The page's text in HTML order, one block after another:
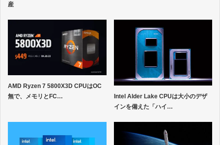
産
AMD Ryzen 7 5800X3D CPUはOC
無で、メモリとFC…
Intel Alder Lake CPUは大小のデザ
インを備えた「ハイ…